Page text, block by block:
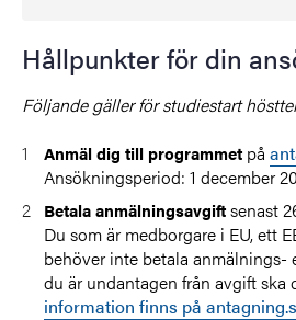
Hållpunkter för din
Följande gäller för studiestart
Anmäl dig till programmet på
Ansökningsperiod: 1 december
Betala anmälningsavgiftsenast
Du som är medborgare i EU, ett
behöver inte betala anmälnings-
du är undantagen från avgift ska
information finns på